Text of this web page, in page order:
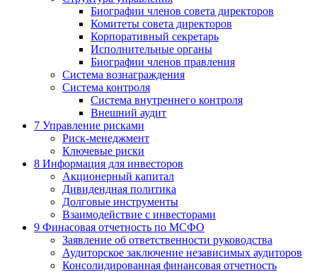
Биографии членов совета директоров
Комитеты совета директоров
Корпоративный секретарь
Исполнительные органы
Биографии членов правления
Система вознаграждения
Система контроля
Система внутреннего контроля
Внешний аудит
7 Управление рисками
Риск-менеджмент
Ключевые риски
8 Информация для инвесторов
Акционерный капитал
Дивидендная политика
Долговые инструменты
Взаимодействие с инвеcторами
9 Финасовая отчетность по МСФО
Заявление об ответственности руководства
Аудиторское заключение независимых аудиторов
Консолидированная финансовая отчетность